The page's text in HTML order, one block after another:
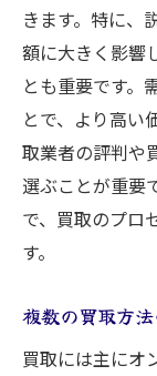
きます。特に、
額に大きく影響
とも重要です。
とで、より高い
取業者の評判や
選ぶことが重要
で、買取のプロ
す。
複数の買取方
買取には主にオ